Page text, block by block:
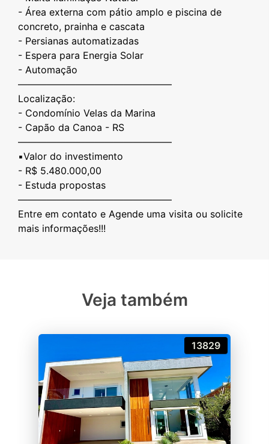
- Área externa com pátio amplo e piscina de
concreto, prainha e cascata
- Persianas automatizadas
- ⁠Espera para Energia Solar
- ⁠Automação
————————————————
Localização:
- Condomínio Velas da Marina
- Capão da Canoa - RS
————————————————
▪️Valor do investimento
- R$ 5.480.000,00
- Estuda propostas
————————————————
Entre em contato e Agende uma visita ou solicite
Veja também
13829